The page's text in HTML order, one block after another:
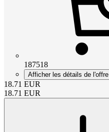
187518
Afficher les détails de l'offre
18.71 EUR
18.71 EUR